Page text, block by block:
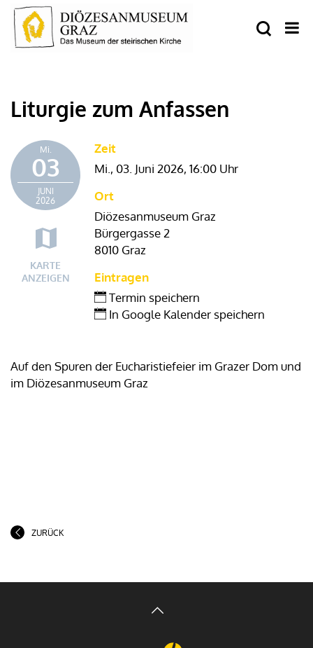
Liturgie zum Anfassen
Mi.
03
JUNI
2026
KARTE
ANZEIGEN
Zeit
Mi., 03. Juni 2026, 16:00 Uhr
Ort
Diözesanmuseum Graz
Bürgergasse 2
8010 Graz
Eintragen
Termin speichern
In Google Kalender speichern
Auf den Spuren der Eucharistiefeier im Grazer Dom und
im Diözesanmuseum Graz
ZURÜCK